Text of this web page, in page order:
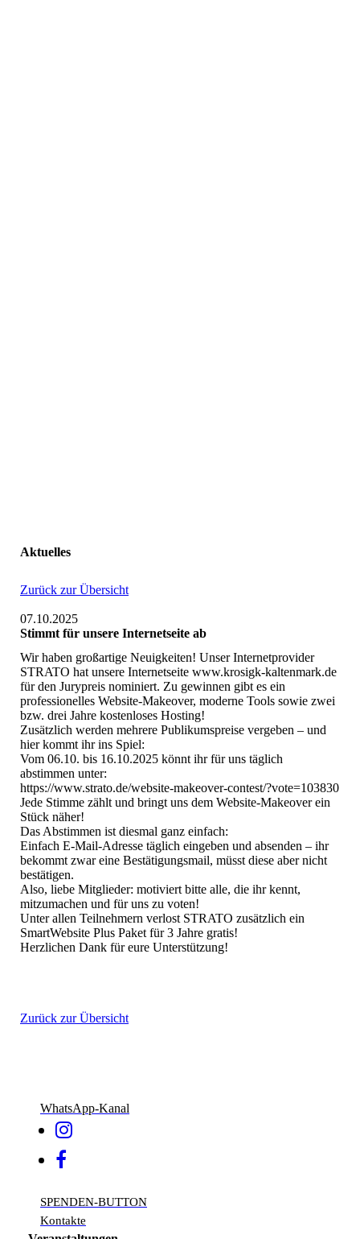
Aktuelles
Zurück zur Übersicht
07.10.2025
Stimmt für unsere Internetseite ab
Wir haben großartige Neuigkeiten! Unser Internetprovider
STRATO hat unsere Internetseite www.krosigk-kaltenmark.de
für den Jurypreis nominiert. Zu gewinnen gibt es ein
professionelles Website-Makeover, moderne Tools sowie zwei
bzw. drei Jahre kostenloses Hosting!
Zusätzlich werden mehrere Publikumspreise vergeben – und
hier kommt ihr ins Spiel:
Vom 06.10. bis 16.10.2025 könnt ihr für uns täglich
abstimmen unter:
https://www.strato.de/website-makeover-contest/?vote=103830
Jede Stimme zählt und bringt uns dem Website-Makeover ein
Stück näher!
Das Abstimmen ist diesmal ganz einfach:
Einfach E-Mail-Adresse täglich eingeben und absenden – ihr
bekommt zwar eine Bestätigungsmail, müsst diese aber nicht
bestätigen.
Also, liebe Mitglieder: motiviert bitte alle, die ihr kennt,
mitzumachen und für uns zu voten!
Unter allen Teilnehmern verlost STRATO zusätzlich ein
SmartWebsite Plus Paket für 3 Jahre gratis!
Herzlichen Dank für eure Unterstützung!
Zurück zur Übersicht
WhatsApp-Kanal
SPENDEN-BUTTON
Kontakte